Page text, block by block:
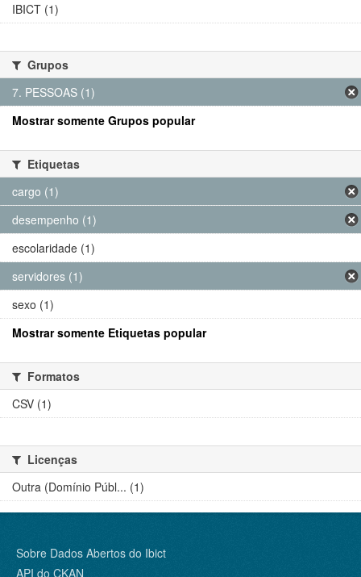
IBICT (1)
Grupos
7. PESSOAS (1)
Mostrar somente Grupos popular
Etiquetas
cargo (1)
desempenho (1)
escolaridade (1)
servidores (1)
sexo (1)
Mostrar somente Etiquetas popular
Formatos
CSV (1)
Licenças
Outra (Domínio Públ... (1)
Sobre Dados Abertos do Ibict
API do CKAN